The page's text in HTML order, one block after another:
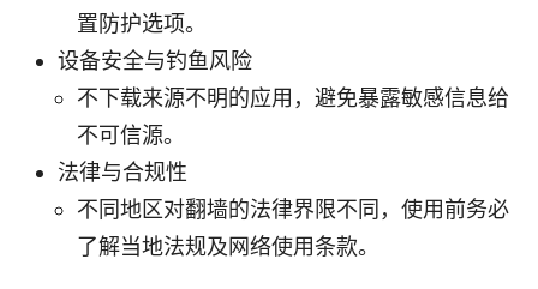
置防护选项。
设备安全与钓鱼风险
不下载来源不明的应用，避免暴露敏感信息给
不可信源。
法律与合规性
不同地区对翻墙的法律界限不同，使用前务必
了解当地法规及网络使用条款。